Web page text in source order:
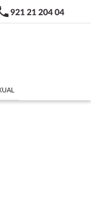
921 21 204 04